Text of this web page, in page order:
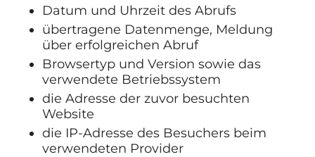
Datum und Uhrzeit des Abrufs
übertragene Datenmenge, Meldung
über erfolgreichen Abruf
Browsertyp und Version sowie das
verwendete Betriebssystem
die Adresse der zuvor besuchten
Website
die IP-Adresse des Besuchers beim
verwendeten Provider